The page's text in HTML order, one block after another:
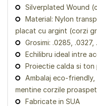
Silverplated Wound
Material: Nylon
placat cu argint (corzi
Grosimi: .0285,
Echilibru ideal intre
Proiectie calda si ton
Ambalaj eco-
mentine corzile
Fabricate in SUA